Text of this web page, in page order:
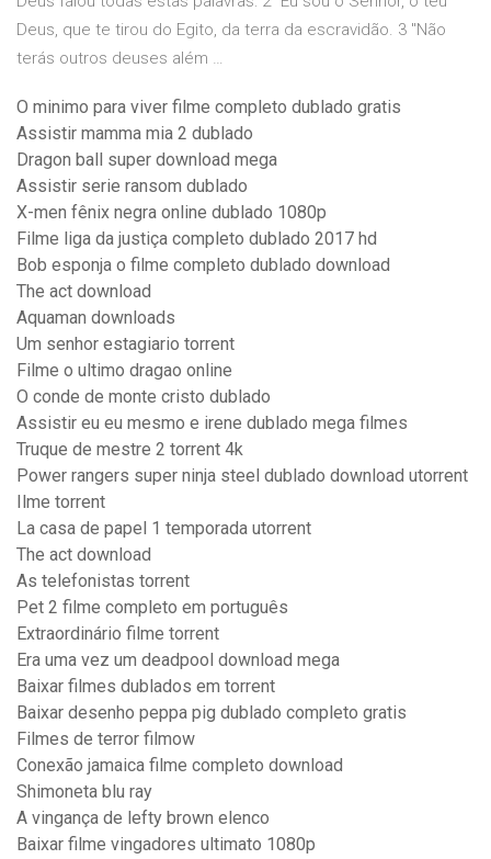
Deus, que te tirou do Egito, da terra da escravidão. 3 "Não
terás outros deuses além …
O minimo para viver filme completo dublado gratis
Assistir mamma mia 2 dublado
Dragon ball super download mega
Assistir serie ransom dublado
X-men fênix negra online dublado 1080p
Filme liga da justiça completo dublado 2017 hd
Bob esponja o filme completo dublado download
The act download
Aquaman downloads
Um senhor estagiario torrent
Filme o ultimo dragao online
O conde de monte cristo dublado
Assistir eu eu mesmo e irene dublado mega filmes
Truque de mestre 2 torrent 4k
Power rangers super ninja steel dublado download utorrent
Ilme torrent
La casa de papel 1 temporada utorrent
The act download
As telefonistas torrent
Pet 2 filme completo em português
Extraordinário filme torrent
Era uma vez um deadpool download mega
Baixar filmes dublados em torrent
Baixar desenho peppa pig dublado completo gratis
Filmes de terror filmow
Conexão jamaica filme completo download
Shimoneta blu ray
A vingança de lefty brown elenco
Baixar filme vingadores ultimato 1080p